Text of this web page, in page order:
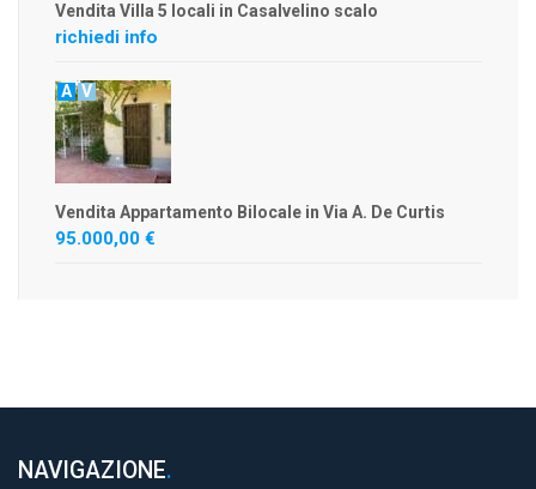
Vendita Villa 5 locali in Casalvelino scalo
richiedi info
A V
Vendita Appartamento Bilocale in Via A. De Curtis
95.000,00 €
NAVIGAZIONE.